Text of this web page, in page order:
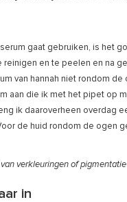
gaat gebruiken, is het
reinigen en te peelen en na
van hannah niet rondom
aan die ik met het pipet op
ik daaroverheen overdag
de huid rondom de ogen
verkleuringen of
in